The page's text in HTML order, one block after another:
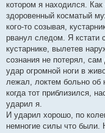
котором я находился.
здоровенный косматый
кого-то созывая,
рванул следом. Я кстати
кустарнике, вылетев
сознания не потерял,
удар огромной ноги в
лежал, локтем больно об
когда тот приблизился,
ударил я.
И ударил хорошо, по
немногие силы что были.